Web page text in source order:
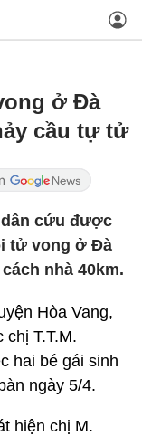
ở Đà
cầu tự tử
cứu được
tử vong ở Đà
nhà 40km.
Hòa Vang,
T.T.M.
hai bé gái sinh
ngày 5/4.
hiện chị M.